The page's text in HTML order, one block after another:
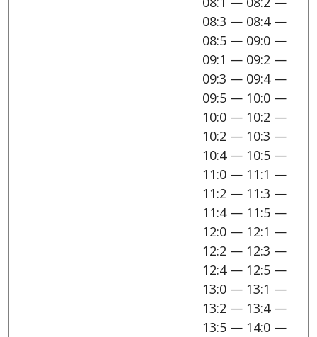
08:3 — 08:4 —
08:5 — 09:0 —
09:1 — 09:2 —
09:3 — 09:4 —
09:5 — 10:0 —
10:0 — 10:2 —
10:2 — 10:3 —
10:4 — 10:5 —
11:0 — 11:1 —
11:2 — 11:3 —
11:4 — 11:5 —
12:0 — 12:1 —
12:2 — 12:3 —
12:4 — 12:5 —
13:0 — 13:1 —
13:2 — 13:4 —
13:5 — 14:0 —